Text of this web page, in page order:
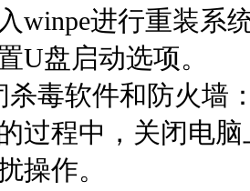
winpe进行重装系
U盘启动选项。
杀毒软件和防火墙
过程中，关闭电
操作。